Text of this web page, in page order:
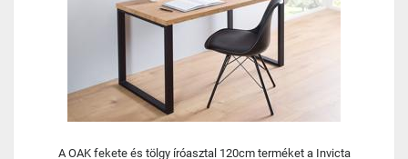
A OAK fekete és tölgy íróasztal 120cm terméket a Invicta